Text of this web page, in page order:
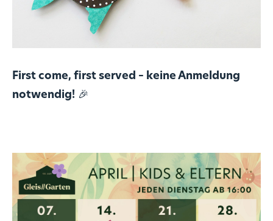
First come, first served – keine Anmeldung
notwendig! 🎉